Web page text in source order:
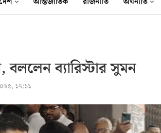
ব্যারিস্টার সুমন
১৭:১১